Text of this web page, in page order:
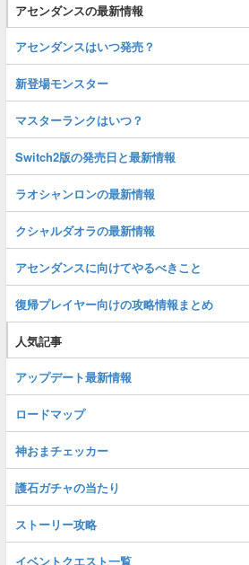
アセンダンスの最新情報
アセンダンスはいつ発売？
新登場モンスター
マスターランクはいつ？
Switch2版の発売日と最新情報
ラオシャンロンの最新情報
クシャルダオラの最新情報
アセンダンスに向けてやるべきこと
復帰プレイヤー向けの攻略情報まとめ
人気記事
アップデート最新情報
ロードマップ
神おまチェッカー
護石ガチャの当たり
ストーリー攻略
イベントクエスト一覧